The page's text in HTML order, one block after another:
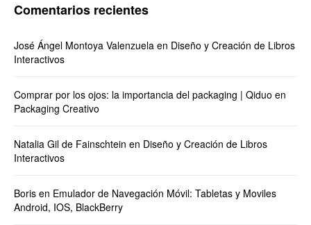
Comentarios recientes
José Ángel Montoya Valenzuela en Diseño y Creación de Libros
Interactivos
Comprar por los ojos: la importancia del packaging | Qiduo en
Packaging Creativo
Natalia Gil de Fainschtein en Diseño y Creación de Libros
Interactivos
Boris en Emulador de Navegación Móvil: Tabletas y Moviles
Android, IOS, BlackBerry